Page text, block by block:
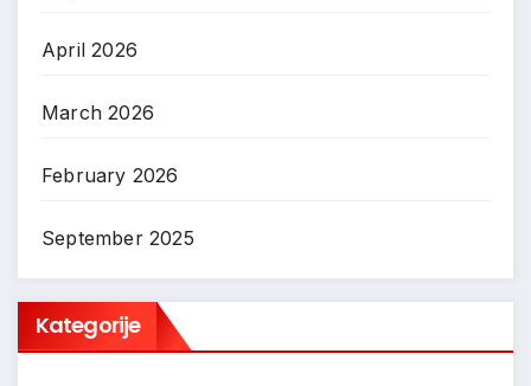
April 2026
March 2026
February 2026
September 2025
Kategorije